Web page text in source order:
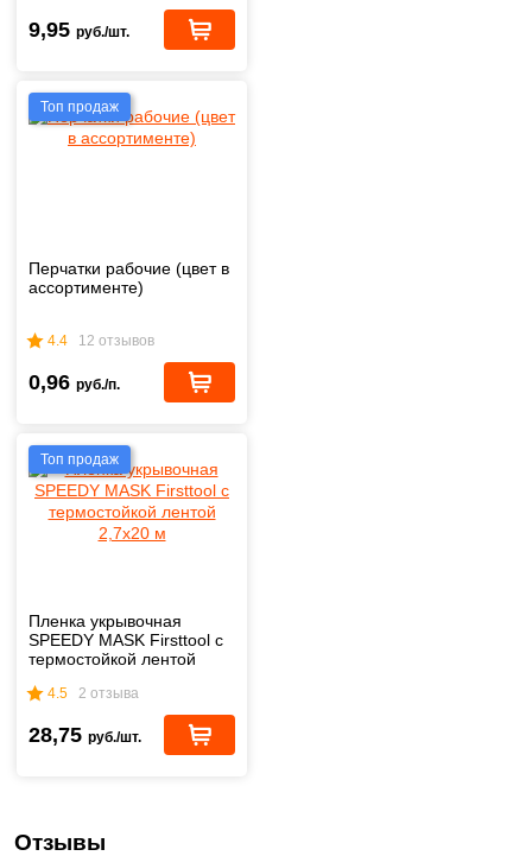
9,95 руб./шт.
Топ продаж
Перчатки рабочие (цвет в
ассортименте)
4.4 12 отзывов
0,96 руб./п.
Топ продаж
Пленка укрывочная
SPEEDY MASK Firsttool с
термостойкой лентой
4.5 2 отзыва
28,75 руб./шт.
Отзывы